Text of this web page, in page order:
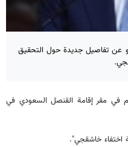
عن تفاصيل جديدة حول التحقيق
في مقر إقامة القنصل السعودي في
اختفاء خاشقجي".